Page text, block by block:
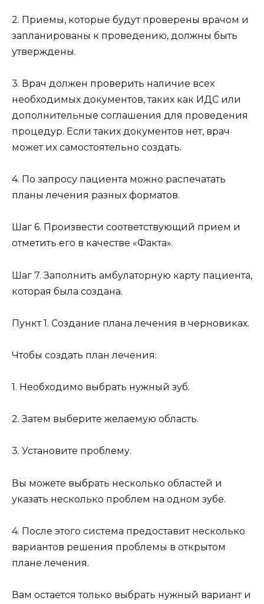
2. Приемы, которые будут проверены врачом и
запланированы к проведению, должны быть
утверждены.
3. Врач должен проверить наличие всех
необходимых документов, таких как ИДС или
дополнительные соглашения для проведения
процедур. Если таких документов нет, врач
может их самостоятельно создать.
4. По запросу пациента можно распечатать
планы лечения разных форматов.
Шаг 6. Произвести соответствующий прием и
отметить его в качестве «Факта».
Шаг 7. Заполнить амбулаторную карту пациента,
которая была создана.
Пункт 1. Создание плана лечения в черновиках.
Чтобы создать план лечения:
1. Необходимо выбрать нужный зуб.
2. Затем выберите желаемую область.
3. Установите проблему.
Вы можете выбрать несколько областей и
указать несколько проблем на одном зубе.
4. После этого система предоставит несколько
вариантов решения проблемы в открытом
плане лечения.
Вам остается только выбрать нужный вариант и